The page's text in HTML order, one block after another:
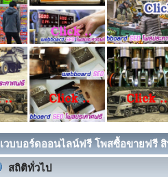
เวบบอร์ดออนไลน์ฟรี โพสซื้อขายฟรี
สถิติทั่วไป